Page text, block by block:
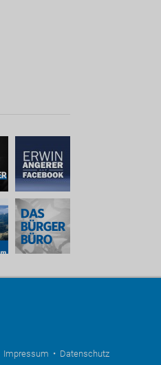
Impressum • Datenschutz